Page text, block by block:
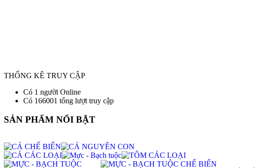
THỐNG KÊ TRUY CẬP
Có 1 người Online
Có 166001 tổng lượt truy cập
SẢN PHẨM NỔI BẬT